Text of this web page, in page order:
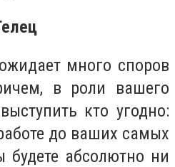
много споров
в роли вашего
кто угодно:
до ваших самых
абсолютно ни